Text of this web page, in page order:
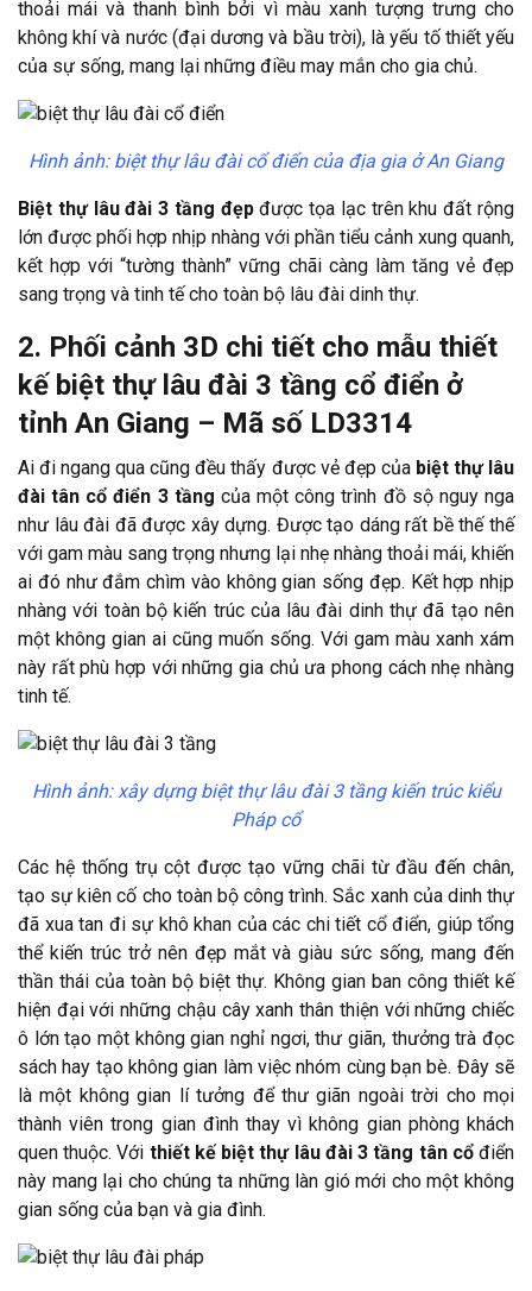
thoải mái và thanh bình bởi vì màu xanh tượng trưng cho
không khí và nước (đại dương và bầu trời), là yếu tố thiết yếu
của sự sống, mang lại những điều may mắn cho gia chủ.
Hình ảnh: biệt thự lâu đài cổ điển của địa gia ở An Giang
Biệt thự lâu đài 3 tầng đẹpđược tọa lạc trên khu đất rộng
lớn được phối hợp nhịp nhàng với phần tiểu cảnh xung quanh,
kết hợp với “tường thành” vững chãi càng làm tăng vẻ đẹp
sang trọng và tinh tế cho toàn bộ lâu đài dinh thự.
2. Phối cảnh 3D chi tiết cho mẫu thiết
kế biệt thự lâu đài 3 tầng cổ điển ở
tỉnh An Giang – Mã số LD3314
Ai đi ngang qua cũng đều thấy được vẻ đẹp của biệt thự lâu
đài tân cổ điển 3 tầng của một công trình đồ sộ nguy nga
như lâu đài đã được xây dựng. Được tạo dáng rất bề thế thế
với gam màu sang trọng nhưng lại nhẹ nhàng thoải mái, khiến
ai đó như đắm chìm vào không gian sống đẹp. Kết hợp nhịp
nhàng với toàn bộ kiến trúc của lâu đài dinh thự đã tạo nên
một không gian ai cũng muốn sống. Với gam màu xanh xám
này rất phù hợp với những gia chủ ưa phong cách nhẹ nhàng
tinh tế.
Hình ảnh: xây dựng biệt thự lâu đài 3 tầng kiến trúc kiểu
Pháp cổ
Các hệ thống trụ cột được tạo vững chãi từ đầu đến chân,
tạo sự kiên cố cho toàn bộ công trình. Sắc xanh của dinh thự
đã xua tan đi sự khô khan của các chi tiết cổ điển, giúp tổng
thể kiến trúc trở nên đẹp mắt và giàu sức sống, mang đến
thần thái của toàn bộ biệt thự. Không gian ban công thiết kế
hiện đại với những chậu cây xanh thân thiện với những chiếc
ô lớn tạo một không gian nghỉ ngơi, thư giãn, thưởng trà đọc
sách hay tạo không gian làm việc nhóm cùng bạn bè. Đây sẽ
là một không gian lí tưởng để thư giãn ngoài trời cho mọi
thành viên trong gian đình thay vì không gian phòng khách
quen thuộc. Với thiết kế biệt thự lâu đài 3 tầng tân cổđiển
này mang lại cho chúng ta những làn gió mới cho một không
gian sống của bạn và gia đình.